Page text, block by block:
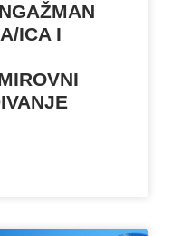
ICA I